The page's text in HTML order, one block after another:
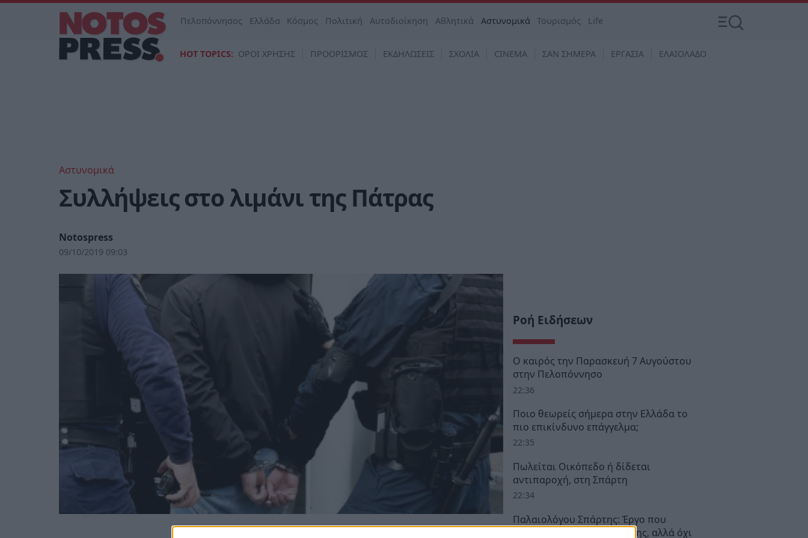
Πελοπόννησος Ελλάδα Κόσμος Πολιτική Αυτοδιοίκηση Αθλητικά Αστυνομικά Τουρισμός Life
HOT TOPICS: ΟΡΟΙ ΧΡΗΣΗΣ ΠΡΟΟΡΙΣΜΟΣ ΕΚΔΗΛΩΣΕΙΣ ΣΧΟΛΙΑ CINEMA ΣΑΝ ΣΗΜΕΡΑ ΕΡΓΑΣΙΑ ΕΛΑΙΟΛΑΔΟ
Αστυνομικά
Συλλήψεις στο λιμάνι της Πάτρας
Notospress
09/10/2019 09:03
Ροή Ειδήσεων
Ο καιρός την Παρασκευή 7 Αυγούστου
στην Πελοπόννησο
22:36
Ποιο θεωρείς σήμερα στην Ελλάδα το
πιο επικίνδυνο επάγγελμα;
22:35
Πωλείται Οικόπεδο ή δίδεται
αντιπαροχή, στη Σπάρτη
22:34
Παλαιολόγου Σπάρτης: Έργο που
άλλαξε την εικόνα της πόλης, αλλά όχι